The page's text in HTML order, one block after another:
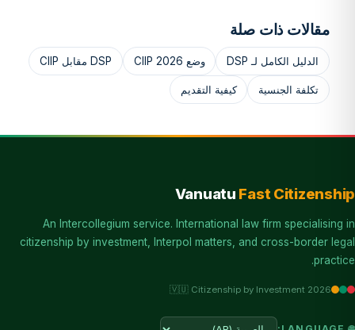
مقالات ذات صلة
الدليل الكامل لـ DSP وضع CIIP 2026 DSP مقابل CIIP
تكلفة الجنسية كيفية التقديم
VanuatuFast
An Intercollegium service. International law firm specialising
citizenship by investment, Interpol matters, and cross-border
🇻🇺 Citizenship by Investment 2026